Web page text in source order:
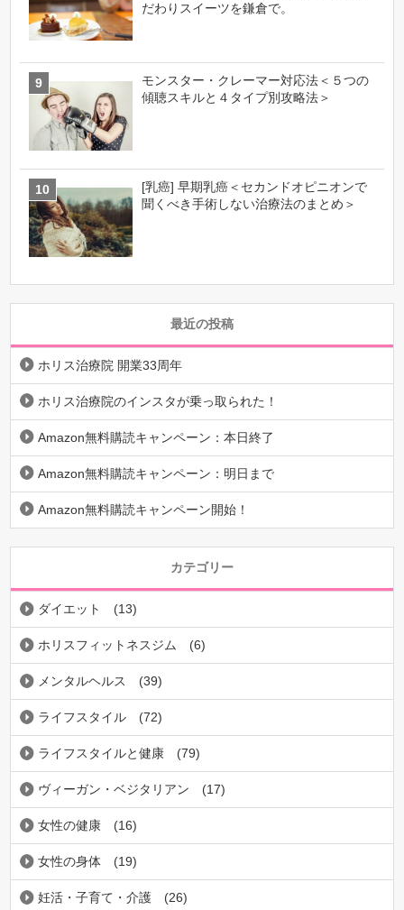
だわりスイーツを鎌倉で。
モンスター・クレーマー対応法＜５つの
傾聴スキルと４タイプ別攻略法＞
[乳癌] 早期乳癌＜セカンドオピニオンで
聞くべき手術しない治療法のまとめ＞
最近の投稿
ホリス治療院 開業33周年
ホリス治療院のインスタが乗っ取られた！
Amazon無料購読キャンペーン：本日終了
Amazon無料購読キャンペーン：明日まで
Amazon無料購読キャンペーン開始！
カテゴリー
ダイエット (13)
ホリスフィットネスジム (6)
メンタルヘルス (39)
ライフスタイル (72)
ライフスタイルと健康 (79)
ヴィーガン・ベジタリアン (17)
女性の健康 (16)
女性の身体 (19)
妊活・子育て・介護 (26)